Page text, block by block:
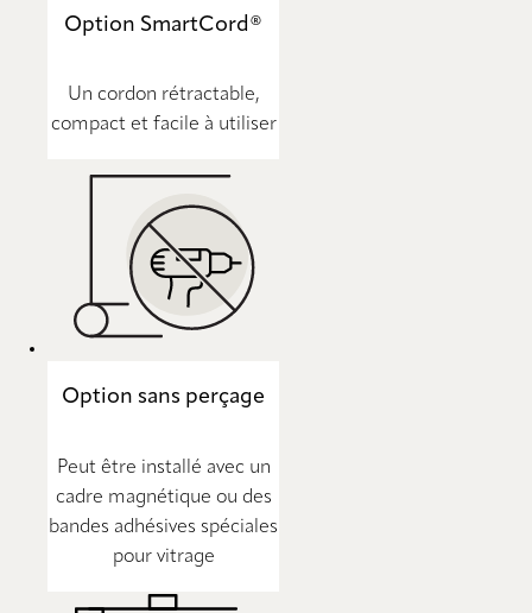
Option SmartCord®
Un cordon rétractable,
compact et facile à utiliser
Option sans perçage
Peut être installé avec un
cadre magnétique ou des
bandes adhésives spéciales
pour vitrage